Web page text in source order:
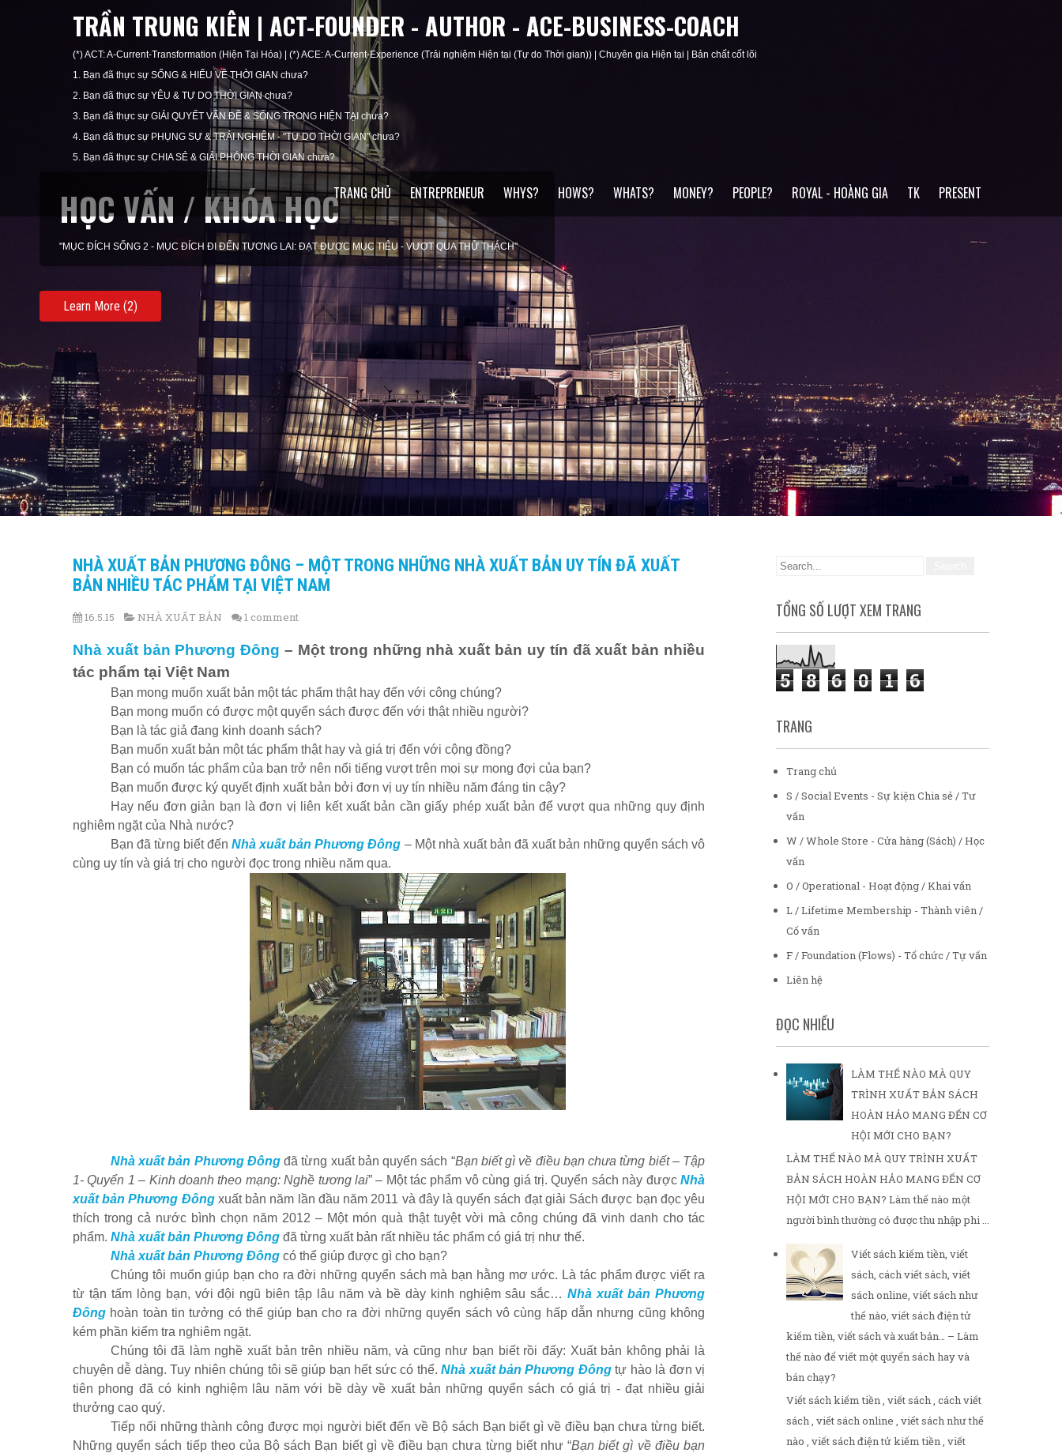
TRẦN TRUNG KIÊN | ACT-FOUNDER - AUTHOR - ACE-BUSINESS-COACH
(*) ACT: A-Current-Transformation (Hiện Tại Hóa) | (*) ACE: A-Current-Experience (Trải nghiệm Hiện tại (Tự do Thời gian)) | Chuyên gia Hiện tại | Bản chất cốt lõi
1. Bạn đã thực sự SỐNG & HIỂU VỀ THỜI GIAN chưa?
2. Bạn đã thực sự YÊU & TỰ DO THỜI GIAN chưa?
3. Bạn đã thực sự GIẢI QUYẾT VẤN ĐỀ & SỐNG TRONG HIỆN TẠI chưa?
4. Bạn đã thực sự PHỤNG SỰ & TRẢI NGHIỆM - "TỰ DO THỜI GIAN" chưa?
5. Bạn đã thực sự CHIA SẺ & GIẢI PHÓNG THỜI GIAN chưa?
TRANG CHỦ ENTREPRENEUR WHYS? HOWS? WHATS? MONEY? PEOPLE? ROYAL - HOÀNG GIA TK PRESENT
KHAI VẤN / HUẤN LUYỆN CÁ NHÂN
"MỤC ĐÍCH SỐNG 3 - MỤC ĐÍCH TRONG HIỆN TẠI: SỐNG THEO ĐÚNG MỤC ĐÍCH"
Learn More (3)
NHÀ XUẤT BẢN PHƯƠNG ĐÔNG – MỘT TRONG NHỮNG NHÀ XUẤT BẢN UY TÍN ĐÃ XUẤT
BẢN NHIỀU TÁC PHẨM TẠI VIỆT NAM
16.5.15 NHÀ XUẤT BẢN 1 comment
Nhà xuất bản Phương Đông – Một trong những nhà xuất bản uy tín đã xuất bản nhiều
tác phẩm tại Việt Nam
Bạn mong muốn xuất bản một tác phẩm thật hay đến với công chúng?
Bạn mong muốn có được một quyển sách được đến với thật nhiều người?
Bạn là tác giả đang kinh doanh sách?
Bạn muốn xuất bản một tác phẩm thật hay và giá trị đến với cộng đồng?
Bạn có muốn tác phẩm của bạn trở nên nổi tiếng vượt trên mọi sự mong đợi của bạn?
Bạn muốn được ký quyết định xuất bản bởi đơn vị uy tín nhiều năm đáng tin cậy?
Hay nếu đơn giản bạn là đơn vị liên kết xuất bản cần giấy phép xuất bản để vượt qua những quy định
nghiêm ngặt của Nhà nước?
Bạn đã từng biết đếnNhà xuất bản Phương Đông – Một nhà xuất bản đã xuất bản những quyển sách vô
cùng uy tín và giá trị cho người đọc trong nhiều năm qua.
Nhà xuất bản Phương Đôngđã từng xuất bản quyển sách “Bạn biết gì về điều bạn chưa từng biết – Tập
1- Quyển 1 – Kinh doanh theo mạng: Nghề tương lai” – Một tác phẩm vô cùng giá trị. Quyển sách này đượcNhà
xuất bản Phương Đôngxuất bản năm lần đầu năm 2011 và đây là quyển sách đạt giải Sách được bạn đọc yêu
thích trong cả nước bình chọn năm 2012 – Một món quà thật tuyệt vời mà công chúng đã vinh danh cho tác
phẩm. Nhà xuất bản Phương Đông đã từng xuất bản rất nhiều tác phẩm có giá trị như thế.
Nhà xuất bản Phương Đông có thể giúp được gì cho bạn?
Chúng tôi muốn giúp bạn cho ra đời những quyển sách mà bạn hằng mơ ước. Là tác phẩm được viết ra
từ tận tấm lòng bạn, với đội ngũ biên tập lâu năm và bề dày kinh nghiệm sâu sắc…Nhà xuất bản Phương
Đông hoàn toàn tin tưởng có thể giúp bạn cho ra đời những quyển sách vô cùng hấp dẫn nhưng cũng không
kém phần kiểm tra nghiêm ngặt.
Chúng tôi đã làm nghề xuất bản trên nhiều năm, và cũng như bạn biết rồi đấy: Xuất bản không phải là
chuyện dễ dàng. Tuy nhiên chúng tôi sẽ giúp bạn hết sức có thể.Nhà xuất bản Phương Đông tự hào là đơn vị
tiên phong đã có kinh nghiệm lâu năm với bề dày về xuất bản những quyển sách có giá trị - đạt nhiều giải
thưởng cao quý.
Tiếp nối những thành công được mọi người biết đến về Bộ sách Bạn biết gì về điều bạn chưa từng biết.
Những quyển sách tiếp theo của Bộ sách Bạn biết gì về điều bạn chưa từng biết như “Bạn biết gì về điều bạn
TỔNG SỐ LƯỢT XEM TRANG
5 8 6 0 1 6
TRANG
Trang chủ
S / Social Events - Sự kiện Chia sẻ / Tư
vấn
W / Whole Store - Cửa hàng (Sách) / Học
vấn
O / Operational - Hoạt động / Khai vấn
L / Lifetime Membership - Thành viên /
Cố vấn
F / Foundation (Flows) - Tổ chức / Tự vấn
Liên hệ
ĐỌC NHIỀU
LÀM THẾ NÀO MÀ QUY
TRÌNH XUẤT BẢN SÁCH
HOÀN HẢO MANG ĐẾN CƠ
HỘI MỚI CHO BẠN?
LÀM THẾ NÀO MÀ QUY TRÌNH XUẤT
BẢN SÁCH HOÀN HẢO MANG ĐẾN CƠ
HỘI MỚI CHO BẠN? Làm thế nào một
người bình thường có được thu nhập phi ...
Viết sách kiếm tiền, viết
sách, cách viết sách, viết
sách online, viết sách như
thế nào, viết sách điện tử
kiếm tiền, viết sách và xuất bản… – Làm
thế nào để viết một quyển sách hay và
bán chạy?
Viết sách kiếm tiền , viết sách , cách viết
sách , viết sách online , viết sách như thế
nào , viết sách điện tử kiếm tiền , viết